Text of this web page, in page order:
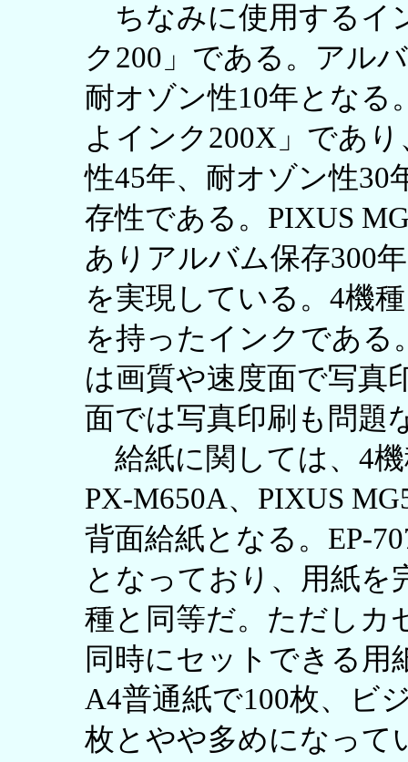
ちなみに使用するイ
ク200」である。アル
耐オゾン性10年となる
よインク200X」であ
性45年、耐オゾン性30
存性である。PIXUS
ありアルバム保存300
を実現している。4機
を持ったインクである
は画質や速度面で写真
面では写真印刷も問題
給紙に関しては、4機
PX-M650A、PIXUS
背面給紙となる。EP-
となっており、用紙を
種と同等だ。ただしカ
同時にセットできる用
A4普通紙で100枚、ビ
枚とやや多めになって